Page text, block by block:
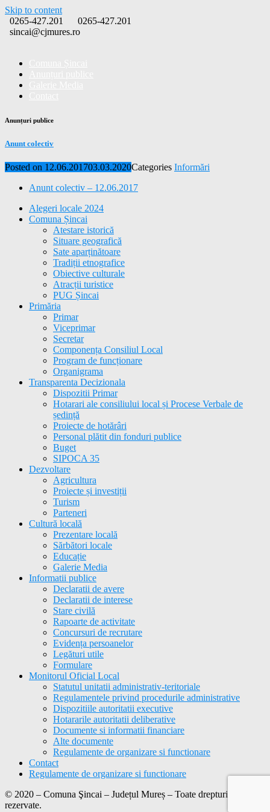
Skip to content
0265-427.201
0265-427.201
sincai@cjmures.ro
Anunțuri publice
Anunt colectiv
Posted on 12.06.201703.03.2020Categories Informări
Anunt colectiv – 12.06.2017
Alegeri locale 2024
Comuna Șincai
Atestare istorică
Situare geografică
Sate aparținătoare
Tradiții etnografice
Obiective culturale
Atracții turistice
PUG Șincai
Primăria
Primar
Viceprimar
Secretar
Componența Consiliul Local
Program de funcționare
Organigrama
Transparenta Decizionala
Dispozitii Primar
Hotarari ale consiliului local și Procese Verbale de
ședință
Proiecte de hotărâri
Personal plătit din fonduri publice
Buget
SIPOCA 35
Dezvoltare
Agricultura
Proiecte și investiții
Turism
Parteneri
Cultură locală
Prezentare locală
Sărbători locale
Educație
Galerie Media
Informatii publice
Declaratii de avere
Declaratii de interese
Stare civilă
Rapoarte de activitate
Concursuri de recrutare
Evidența persoanelor
Legături utile
Formulare
Monitorul Oficial Local
Statutul unitatii administrativ-teritoriale
Regulamentele privind procedurile administrative
Dispozitiile autoritatii executive
Hotararile autoritatii deliberative
Documente si informatii financiare
Alte documente
Regulamente de organizare si functionare
Contact
Regulamente de organizare si functionare
© 2020 – Comuna Şincai – Județul Mureș – Toate drepturile
rezervate.